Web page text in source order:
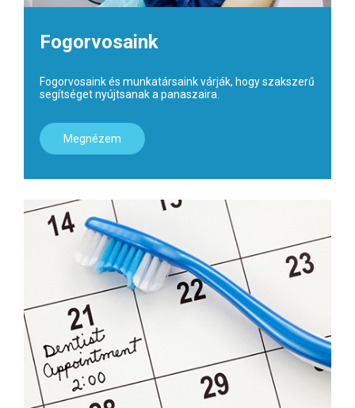
Fogorvosaink
Fogorvosaink és munkatársaink várják, hogy szakszerű
segítséget nyújtsanak a panaszaira.
Megnézem